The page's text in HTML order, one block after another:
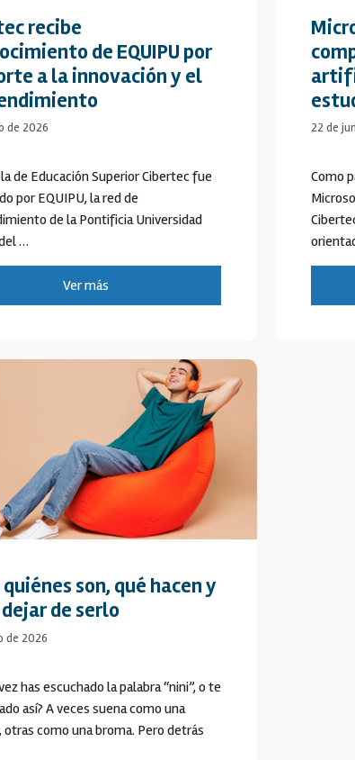
recibe
de EQUIPU por
a la innovación y el
de 2026
de Educación Superior Cibertec fue
por EQUIPU, la red de
de la Pontificia Universidad
…
Ver más
22 de
Como
son, qué hacen y
de serlo
de 2026
has escuchado la palabra “nini”, o te
así? A veces suena como una
como una broma. Pero detrás